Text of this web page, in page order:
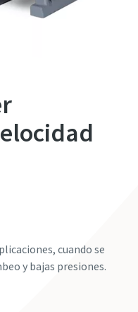
cuando se
y bajas presiones.